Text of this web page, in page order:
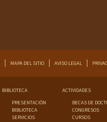
MAPA DEL SITIO AVISO LEGAL
BIBLIOTECA
PRESENTACIÓN
BIBLIOTECA
SERVICIOS
ACTIVIDADES
BECAS DE
CONGRESOS
CURSOS